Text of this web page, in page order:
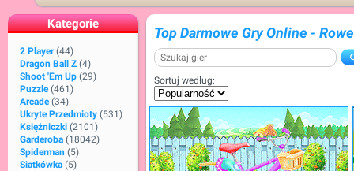
Kategorie
2 Player (44)
Dragon Ball Z (4)
Shoot 'Em Up (29)
Puzzle (461)
Arcade (34)
Ukryte Przedmioty (531)
Księżniczki (2101)
Garderoba (18042)
Spiderman (5)
Siatkówka (5)
Top Darmowe Gry Online -
Sortuj według: